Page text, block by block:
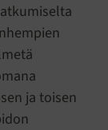
ja toisen